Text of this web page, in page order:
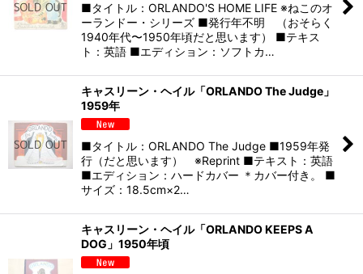
■タイトル：ORLANDO'S HOME LIFE ※ねこのオ
ーランドー・シリーズ ■発行年不明 （おそらく
1940年代〜1950年頃だと思います） ■テキス
ト：英語 ■エディション：ソフトカ…
キャスリーン・ヘイル「ORLANDO The Judge」
1959年
■タイトル：ORLANDO The Judge ■1959年発
行（だと思います） ※Reprint ■テキスト：英語
■エディション：ハードカバー ＊カバー付き。 ■
サイズ：18.5cm×2…
キャスリーン・ヘイル「ORLANDO KEEPS A
DOG」1950年頃